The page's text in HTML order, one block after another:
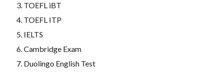
TOEFL iBT
TOEFL ITP
IELTS
Cambridge Exam
Duolingo English Test